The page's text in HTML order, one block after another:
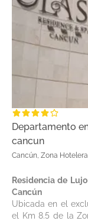
Departamento
cancun
Cancún, Zona
Residencia de
Cancún
Ubicada en el
el Km 8.5 de la